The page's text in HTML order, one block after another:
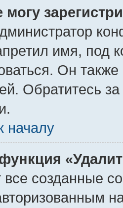
имя, под
Он
Обратитесь
началу
созданные